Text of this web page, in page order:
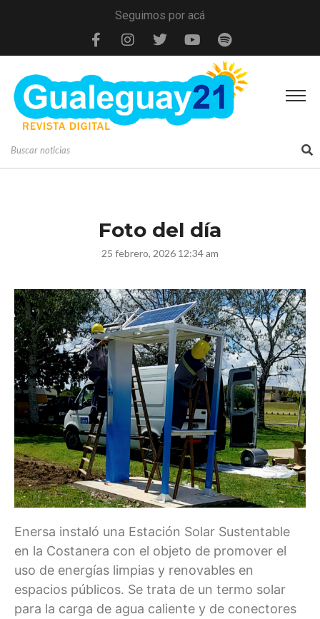
Seguimos por acá
Foto del día
25 febrero, 2026 12:34 am
Enersa instaló una Estación Solar Sustentable
en la Costanera con el objeto de promover el
uso de energías limpias y renovables en
espacios públicos. Se trata de un termo solar
para la carga de agua caliente y de conectores